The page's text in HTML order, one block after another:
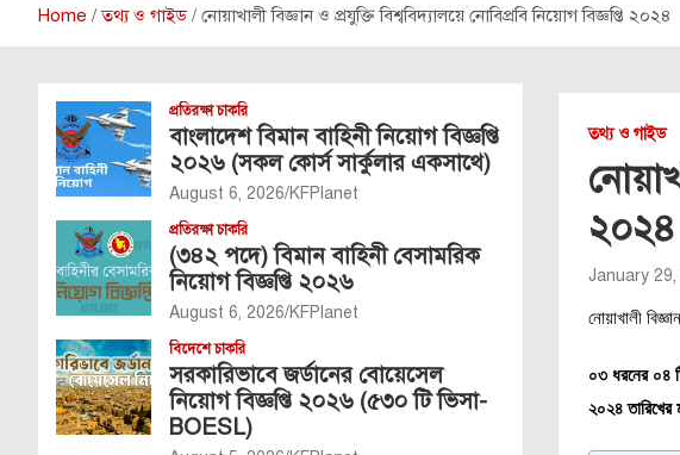
Home তথ্য ও গাইড নোয়াখালী বিজ্ঞান ও প্রযুক্তি বিশ্ববিদ্যালয়ে নোবিপ্রবি নিয়োগ বিজ্ঞপ্তি ২০২৪
তথ্য ও গাইড
২০২৪
January
নোয়াখালী
০৩ ধরনের ০৪
২০২৪ তারিখের
প্রতিরক্ষা চাকরি
বাংলাদেশ বিমান বাহিনী নিয়োগ বিজ্ঞপ্তি
২০২৬ (সকল কোর্স সার্কুলার একসাথে)
August 6, 2026 KFPlanet
প্রতিরক্ষা চাকরি
(৩৪২ পদে) বিমান বাহিনী বেসামরিক
নিয়োগ বিজ্ঞপ্তি ২০২৬
August 6, 2026 KFPlanet
বিদেশে চাকরি
সরকারিভাবে জর্ডানের বোয়েসেল
নিয়োগ বিজ্ঞপ্তি ২০২৬ (৫৩০ টি ভিসা-
BOESL)